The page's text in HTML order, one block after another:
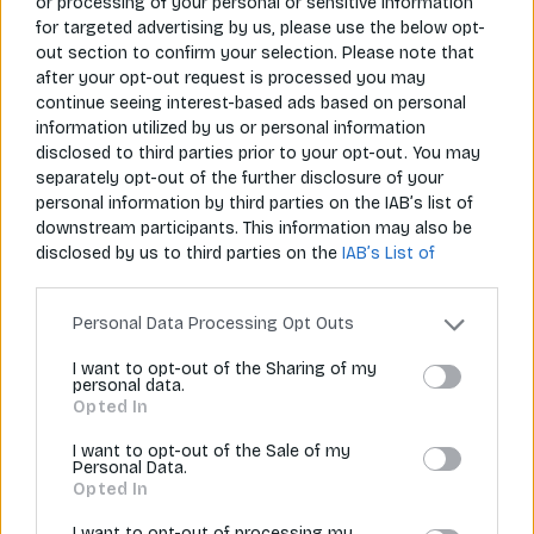
for targeted advertising by us, please use the below opt-
out section to confirm your selection. Please note that
after your opt-out request is processed you may
continue seeing interest-based ads based on personal
information utilized by us or personal information
disclosed to third parties prior to your opt-out. You may
separately opt-out of the further disclosure of your
personal information by third parties on the IAB’s list of
downstream participants. This information may also be
disclosed by us to third parties on the IAB’s List of
Personal Data Processing Opt Outs
I want to opt-out of the Sharing of my
personal data.
Opted In
I want to opt-out of the Sale of my
Personal Data.
Opted In
5. Akceptujete aj stravovacie karty a gastrolístky?
Nie, momentálne neakceptujeme tieto formy platby.
Reklamácia
6. Do akého časového rozmedzia môžem reklamovať
tovar?
Ideálne čo najskôr od prevzatia tovaru. Maximálne 30 dní
od dňa prevzatia tovaru.
7. Kam mám poslať reklamáciu?
Formulár pre reklamáciu a iné otázky/sťažnosti posielaj
emailom na:info@aziana.sk.Formulár nájdeš tu
8. Kam mám poslať tovar na vrátenie/reklamáciu?
Tovar zabal tak, aby sa čo najviac predišlo jeho
Adresát: Aziana.sk, Duc Pham Anh, Košická 6, 080 01
Prešov, kontakt: +421 918 232 809, email: